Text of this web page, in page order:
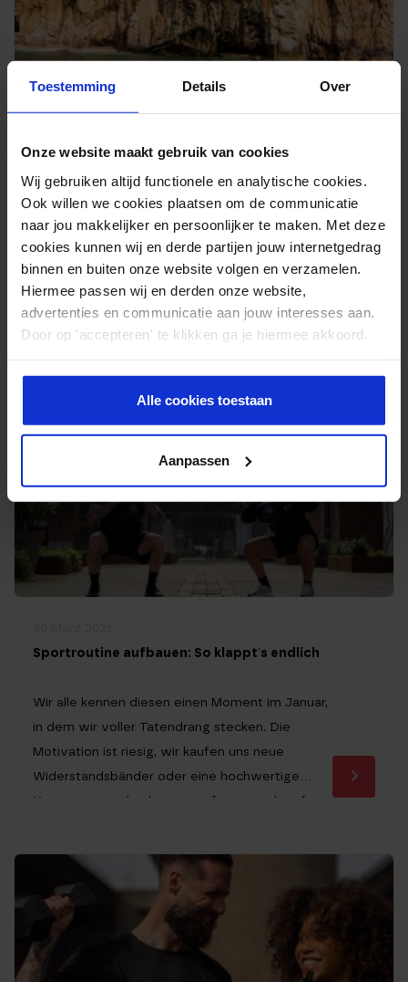
Toestemming Details Over
Onze website maakt gebruik van cookies
Wij gebruiken altijd functionele en analytische cookies.
Ook willen we cookies plaatsen om de communicatie
naar jou makkelijker en persoonlijker te maken. Met deze
cookies kunnen wij en derde partijen jouw internetgedrag
binnen en buiten onze website volgen en verzamelen.
Hiermee passen wij en derden onze website,
advertenties en communicatie aan jouw interesses aan.
Door op 'accepteren' te klikken ga je hiermee akkoord.
er meer over in onsprivacy beleid.
Alle cookies toestaan
Aanpassen
31 März 2026
Stand Up Paddle Board: Alles, was du wissen musst
Die Stille am frühen Morgen, wenn der Nebel
noch über dem See liegt und das einzige
Geräusch das sanfte Eintauchen eines Paddels
ist, das ist der Moment, in dem viele Menschen
Surfer auf Hawaii begann, hat sich zu einer der
vielseitigsten […]
Sportroutine aufbauen: So klappt’s endlich
Wir alle kennen diesen einen Moment im Januar,
in dem wir voller Tatendrang stecken. Die
Motivation ist riesig, wir kaufen uns neue
Widerstandsbänder oder eine hochwertige
Yogamatte und nehmen uns fest vor, ab sofort
wenigen Wochen gewinnt oft die Couch gegen
[…]